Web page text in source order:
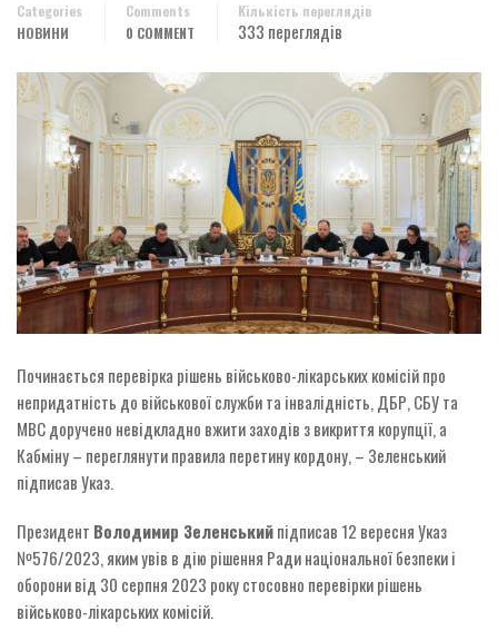
Categories
НОВИНИ
Comments
0 COMMENT
Кількість переглядів
333 переглядів
Починається перевірка рішень військово-лікарських комісій про
непридатність до військової служби та інвалідність, ДБР, СБУ та
МВС доручено невідкладно вжити заходів з викриття корупції, а
Кабміну – переглянути правила перетину кордону, – Зеленський
підписав Указ.
Президент Володимир Зеленськийпідписав 12 вересня Указ
№576/2023, яким увів в дію рішення Ради національної безпеки і
оборони від 30 серпня 2023 року стосовно перевірки рішень
військово-лікарських комісій.